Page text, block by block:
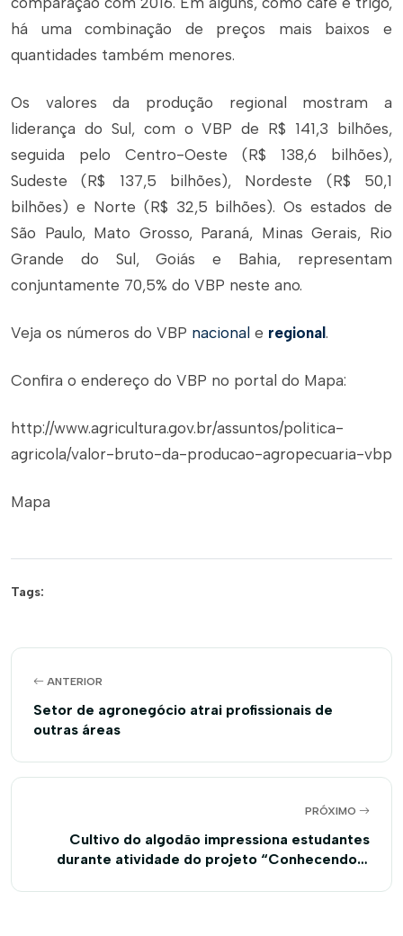
há uma combinação de preços mais baixos e
quantidades também menores.
Os valores da produção regional mostram a
liderança do Sul, com o VBP de R$ 141,3 bilhões,
seguida pelo Centro-Oeste (R$ 138,6 bilhões),
Sudeste (R$ 137,5 bilhões), Nordeste (R$ 50,1
bilhões) e Norte (R$ 32,5 bilhões). Os estados de
São Paulo, Mato Grosso, Paraná, Minas Gerais, Rio
Grande do Sul, Goiás e Bahia, representam
conjuntamente 70,5% do VBP neste ano.
Veja os números do VBP nacional e regional .
Confira o endereço do VBP no portal do Mapa:
http://www.agricultura.gov.br/assuntos/politica-
agricola/valor-bruto-da-producao-agropecuaria-vbp
Mapa
Tags:
ANTERIOR
Setor de agronegócio atrai profissionais de
outras áreas
PRÓXIMO
Cultivo do algodão impressiona estudantes
durante atividade do projeto “Conhecendo o